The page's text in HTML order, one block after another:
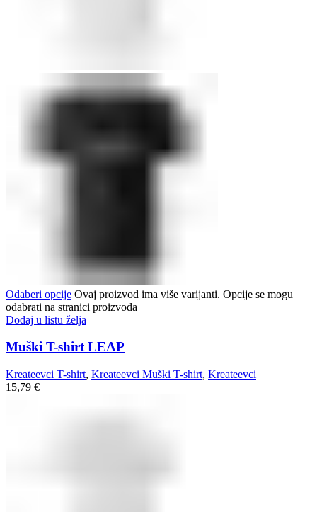
Odaberi opcije Ovaj proizvod ima više varijanti. Opcije se mogu
odabrati na stranici proizvoda
Dodaj u listu želja
Muški T-shirt LEAP
Kreateevci T-shirt, Kreateevci Muški T-shirt, Kreateevci
15,79 €